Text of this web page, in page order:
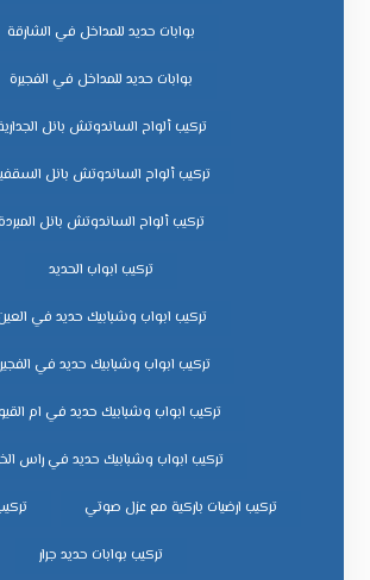
بوابات حديد للمداخل في الشارقة
بوابات حديد للمداخل في الفجيرة
تركيب ألواح الساندوتش بانل
تركيب ألواح الساندوتش بانل
تركيب ألواح الساندوتش بانل المبردة
تركيب ابواب الحديد
تركيب ابواب وشبابيك حديد في
تركيب ابواب وشبابيك حديد في
تركيب ابواب وشبابيك حديد في ام
تركيب ابواب وشبابيك حديد في راس
تركيب ارضيات باركية مع عزل صوتي
تركيب بوابات حديد جرار